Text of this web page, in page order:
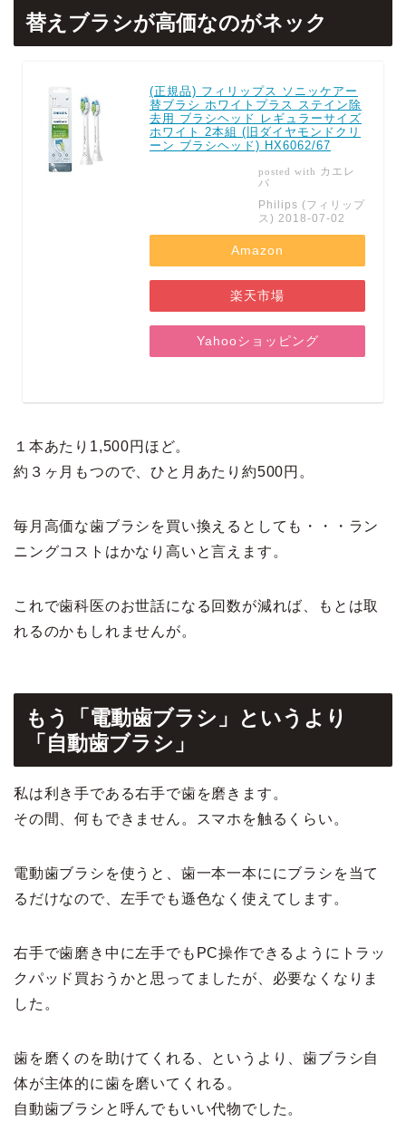
替えブラシが高価なのがネック
(正規品) フィリップス ソニッケアー
替ブラシ ホワイトプラス ステイン除
去用 ブラシヘッド レギュラーサイズ
ホワイト 2本組 (旧ダイヤモンドクリ
ーン ブラシヘッド) HX6062/67
posted with カエレ
バ
Philips (フィリップ
ス) 2018-07-02
Amazon
楽天市場
Yahooショッピング
１本あたり1,500円ほど。
約３ヶ月もつので、ひと月あたり約500円。
毎月高価な歯ブラシを買い換えるとしても・・・ラン
ニングコストはかなり高いと言えます。
これで歯科医のお世話になる回数が減れば、もとは取
れるのかもしれませんが。
もう「電動歯ブラシ」というより
「自動歯ブラシ」
私は利き手である右手で歯を磨きます。
その間、何もできません。スマホを触るくらい。
電動歯ブラシを使うと、歯一本一本ににブラシを当て
るだけなので、左手でも遜色なく使えてします。
右手で歯磨き中に左手でもPC操作できるようにトラッ
クパッド買おうかと思ってましたが、必要なくなりま
した。
歯を磨くのを助けてくれる、というより、歯ブラシ自
体が主体的に歯を磨いてくれる。
自動歯ブラシと呼んでもいい代物でした。